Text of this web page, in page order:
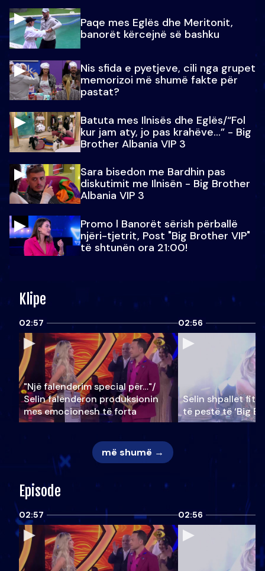
Paqe mes Eglës dhe Meritonit,
banorët kërcejnë së bashku
Nis sfida e pyetjeve, cili nga grupet
memorizoi më shumë fakte për
pastat?
Batuta mes Ilnisës dhe Eglës/“Fol
kur jam aty, jo pas krahëve…” - Big
Brother Albania VIP 3
Sara bisedon me Bardhin pas
diskutimit me Ilnisën - Big Brother
Albania VIP 3
Promo l Banorët sërish përballë
njëri-tjetrit, Post "Big Brother VIP"
të shtunën ora 21:00!
Klipe
02:57
"Një falenderim special për…"/
Selin falënderon produksionin
mes emocionesh të forta
02:56
Selin shpallet
të pestë të ‘Big
më shumë →
Episode
02:57 02:56